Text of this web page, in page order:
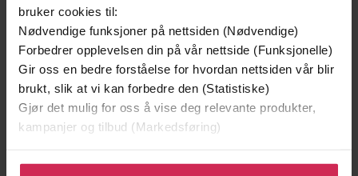
bruker cookies til:
Nødvendige funksjoner på nettsiden (Nødvendige)
Forbedrer opplevelsen din på vår nettside (Funksjonelle)
Gir oss en bedre forståelse for hvordan nettsiden vår blir
brukt, slik at vi kan forbedre den (Statistiske)
Gjør det mulig for oss å vise deg relevante produkter,
kampanjer og tilbud (Markedsføring)
Klikk på «Godta alle» for å gi oss ditt samtykke til å